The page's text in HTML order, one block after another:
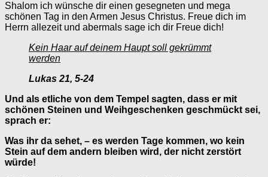
Shalom ich wünsche dir einen gesegneten und mega
schönen Tag in den Armen Jesus Christus. Freue dich im
Herrn allezeit und abermals sage ich dir Freue dich!
Kein Haar auf deinem Haupt soll gekrümmt
werden
Lukas 21, 5-24
Und als etliche von dem Tempel sagten, dass er mit
schönen Steinen und Weihgeschenken geschmückt sei,
sprach er:
Was ihr da sehet, – es werden Tage kommen, wo kein
Stein auf dem andern bleiben wird, der nicht zerstört
würde!